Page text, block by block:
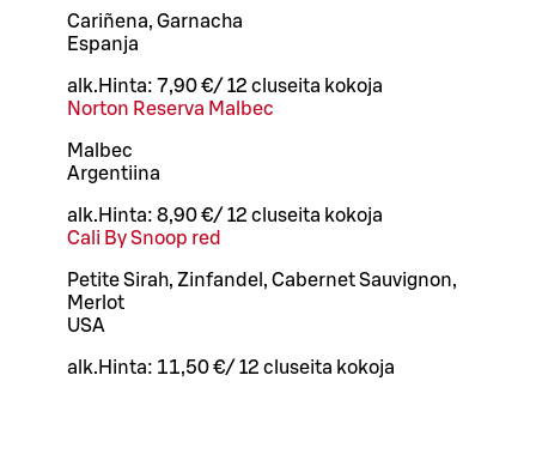
Cariñena, Garnacha
Espanja
alk. Hinta: 7,90 €/ 12 cl useita kokoja
Norton Reserva Malbec
Malbec
Argentiina
alk. Hinta: 8,90 €/ 12 cl useita kokoja
Cali By Snoop red
Petite Sirah, Zinfandel, Cabernet Sauvignon,
Merlot
USA
alk. Hinta: 11,50 €/ 12 cl useita kokoja